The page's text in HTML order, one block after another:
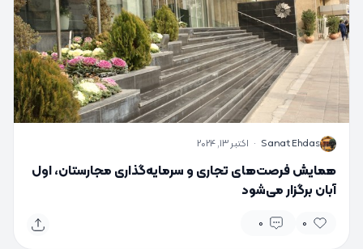
S
Sanat Ehdas
· اکتبر 13, 2024
همایش فرصت‌های تجاری و سرمایه‌گذاری مجارستان، اول
آبان برگزار می‌شود
0
0